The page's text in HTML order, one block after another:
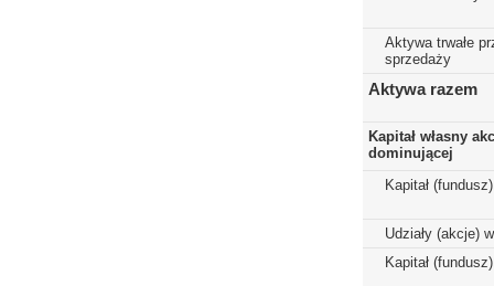
Aktywa trwałe
sprzedaży
Aktywa razem
Kapitał własny
dominującej
Kapitał
Udziały (akcje)
Kapitał